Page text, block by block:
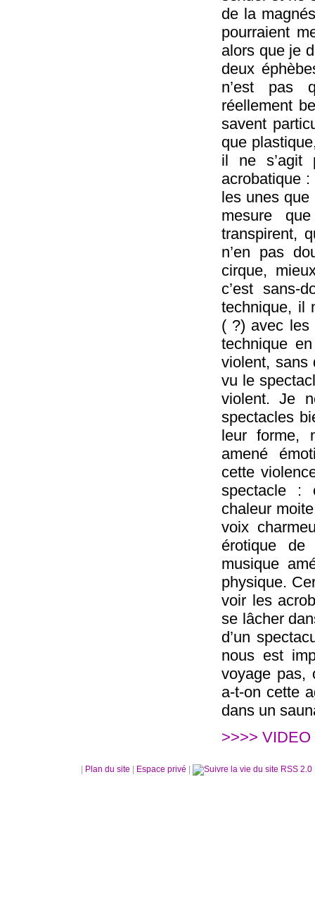
de la
pourraient
alors que je
deux
n’est pas
réellement
savent
que
il ne s’agit
acrobatique
les unes
mesure
transpirent,
n’en pas
cirque,
c’est sans-
technique, il
( ?) avec les
technique
violent, sans
vu le
violent. Je
spectacles
leur forme,
amené
cette
spectacle :
chaleur
voix
érotique
musique
physique.
voir les
se lâcher
d’un
nous est
voyage pas,
a-t-on cette
dans un
>>>>
Plan du site Espace privé RSS 2.0